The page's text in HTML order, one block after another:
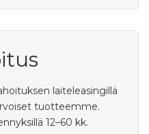
laiteleasingillä
tuotteemme.
12–60 kk.